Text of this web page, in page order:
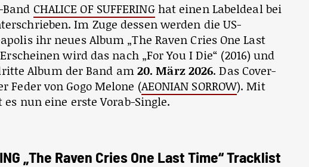
CHALICE OF SUFFERINGhat einen Labeldeal bei
Im Zuge dessen werden die US-
ihr neues Album „The Raven Cries One Last
wird das nach „For You I Die“ (2016) und
Album der Band am20. März 2026. Das Cover-
von Gogo Melone (AEONIAN SORROW). Mit
es nun eine erste Vorab-Single.
„The Raven Cries One Last Time“ Tracklist